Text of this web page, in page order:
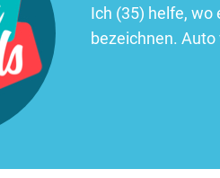
Ich (35) helfe,
bezeichnen.